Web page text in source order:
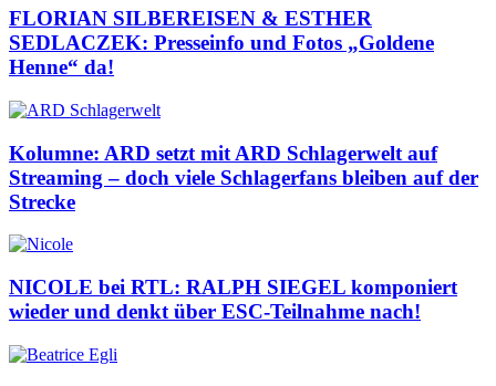
FLORIAN SILBEREISEN & ESTHER
SEDLACZEK: Presseinfo und Fotos „Goldene
Henne“ da!
Kolumne: ARD setzt mit ARD Schlagerwelt auf
Streaming – doch viele Schlagerfans bleiben auf der
Strecke
NICOLE bei RTL: RALPH SIEGEL komponiert
wieder und denkt über ESC-Teilnahme nach!